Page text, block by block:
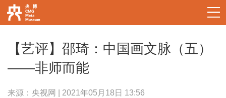
【艺评】邵琦：中国画文脉（五）
——非师而能
来源：央视网 | 2021年05月18日 13:56